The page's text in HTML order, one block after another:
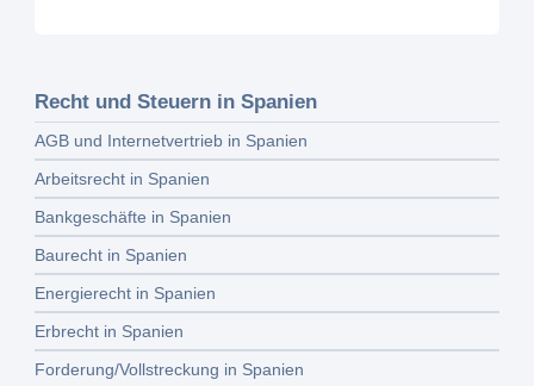
Recht und Steuern in Spanien
AGB und Internetvertrieb in Spanien
Arbeitsrecht in Spanien
Bankgeschäfte in Spanien
Baurecht in Spanien
Energierecht in Spanien
Erbrecht in Spanien
Forderung/Vollstreckung in Spanien